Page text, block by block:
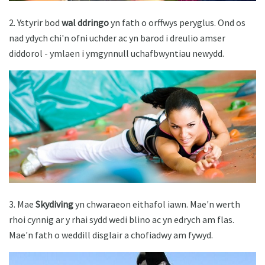
2. Ystyrir bod wal ddringoyn fath o orffwys peryglus. Ond os
nad ydych chi'n ofni uchder ac yn barod i dreulio amser
diddorol - ymlaen i ymgynnull uchafbwyntiau newydd.
3. Mae Skydivingyn chwaraeon eithafol iawn. Mae'n werth
rhoi cynnig ar y rhai sydd wedi blino ac yn edrych am flas.
Mae'n fath o weddill disglair a chofiadwy am fywyd.